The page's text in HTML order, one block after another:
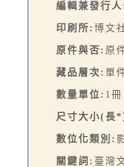
編輯兼發行人
印刷所: 博文
原件與否: 原
藏品層次: 單
數量單位: 1冊
尺寸大小(長
數位化類別:
關鍵詞: 臺灣